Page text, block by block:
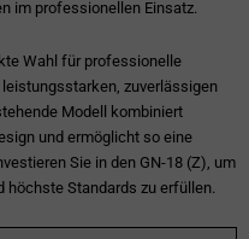
im professionellen Einsatz.
Wahl für professionelle
zuverlässigen
Modell kombiniert
und ermöglicht so eine
Sie in den GN-18 (Z), um
höchste Standards zu erfüllen.